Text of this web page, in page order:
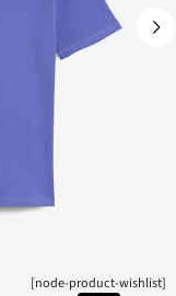
[node-product-wishlist]